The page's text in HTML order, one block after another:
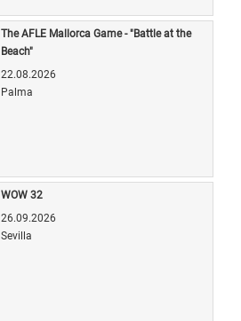
The AFLE Mallorca Game - "Battle at the
Beach"
22.08.2026
Palma
WOW 32
26.09.2026
Sevilla